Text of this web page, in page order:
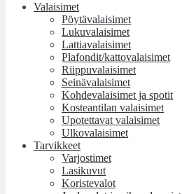
Valaisimet
Pöytävalaisimet
Lukuvalaisimet
Lattiavalaisimet
Plafondit/kattovalaisimet
Riippuvalaisimet
Seinävalaisimet
Kohdevalaisimet ja spotit
Kosteantilan valaisimet
Upotettavat valaisimet
Ulkovalaisimet
Tarvikkeet
Varjostimet
Lasikuvut
Koristevalot